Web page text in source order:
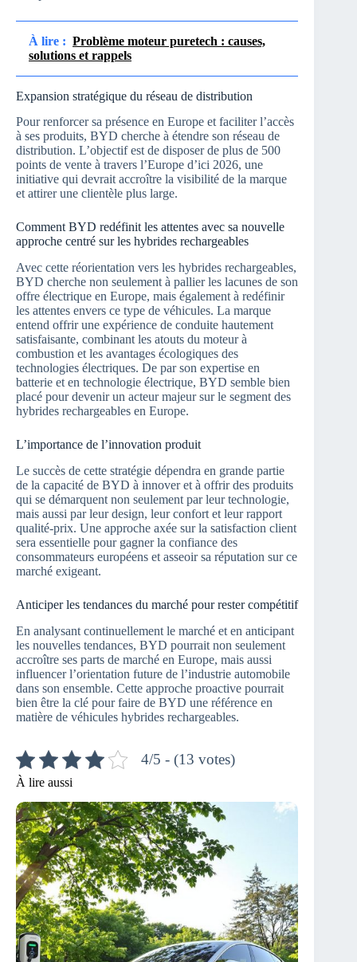
À lire : Problème moteur puretech : causes,
solutions et rappels
Expansion stratégique du réseau de distribution
Pour renforcer sa présence en Europe et faciliter l’accès
à ses produits, BYD cherche à étendre son réseau de
distribution. L’objectif est de disposer de plus de 500
points de vente à travers l’Europe d’ici 2026, une
initiative qui devrait accroître la visibilité de la marque
et attirer une clientèle plus large.
Comment BYD redéfinit les attentes avec sa nouvelle
approche centré sur les hybrides rechargeables
Avec cette réorientation vers les hybrides rechargeables,
BYD cherche non seulement à pallier les lacunes de son
offre électrique en Europe, mais également à redéfinir
les attentes envers ce type de véhicules. La marque
entend offrir une expérience de conduite hautement
satisfaisante, combinant les atouts du moteur à
combustion et les avantages écologiques des
technologies électriques. De par son expertise en
batterie et en technologie électrique, BYD semble bien
placé pour devenir un acteur majeur sur le segment des
hybrides rechargeables en Europe.
L’importance de l’innovation produit
Le succès de cette stratégie dépendra en grande partie
de la capacité de BYD à innover et à offrir des produits
qui se démarquent non seulement par leur technologie,
mais aussi par leur design, leur confort et leur rapport
qualité-prix. Une approche axée sur la satisfaction client
sera essentielle pour gagner la confiance des
consommateurs européens et asseoir sa réputation sur ce
marché exigeant.
Anticiper les tendances du marché pour rester compétitif
En analysant continuellement le marché et en anticipant
les nouvelles tendances, BYD pourrait non seulement
accroître ses parts de marché en Europe, mais aussi
influencer l’orientation future de l’industrie automobile
dans son ensemble. Cette approche proactive pourrait
bien être la clé pour faire de BYD une référence en
matière de véhicules hybrides rechargeables.
4/5 - (13 votes)
À lire aussi